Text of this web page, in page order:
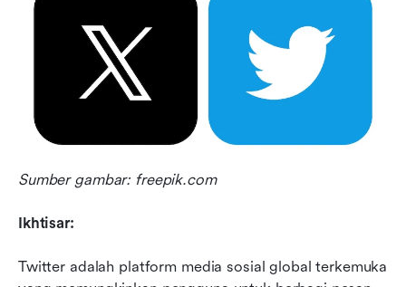
Sumber gambar: freepik.com
Ikhtisar:
Twitter adalah platform media sosial global terkemuka